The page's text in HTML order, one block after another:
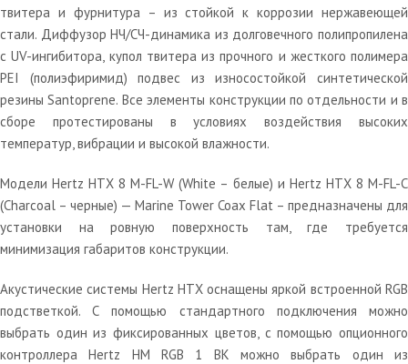
твитера и фурнитура – из стойкой к коррозии нержавеющей
стали. Диффузор НЧ/СЧ-динамика из долговечного полипропилена
с UV-ингибитора, купол твитера из прочного и жесткого полимера
PEI (полиэфиримид) подвес из износостойкой синтетической
резины Santoprene. Все элементы конструкции по отдельности и в
сборе протестированы в условиях воздействия высоких
температур, вибрации и высокой влажности.
Модели Hertz HTX 8 M-FL-W (White – белые) и Hertz HTX 8 M-FL-С
(Charcoal – черные) — Marine Tower Coax Flat – предназначены для
установки на ровную поверхность там, где требуется
минимизация габаритов конструкции.
Акустические системы Hertz HTX оснащены яркой встроенной RGB
подстветкой. С помощью стандартного подключения можно
выбрать один из фиксированных цветов, с помощью опционного
контроллера Hertz HM RGB 1 BK можно выбрать один из